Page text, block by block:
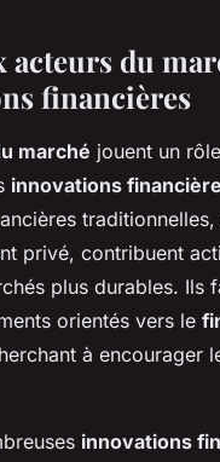
acteurs du
financières
marché jouent un
innovations
privé, contribuent
plus durables. Ils
orientés vers le
à encourager
innovations